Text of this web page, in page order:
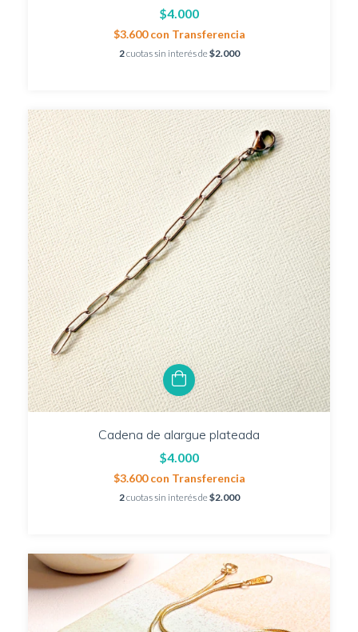
$4.000
$3.600con Transferencia
2cuotas sin interés de$2.000
Cadena de alargue plateada
$4.000
$3.600con Transferencia
2cuotas sin interés de$2.000